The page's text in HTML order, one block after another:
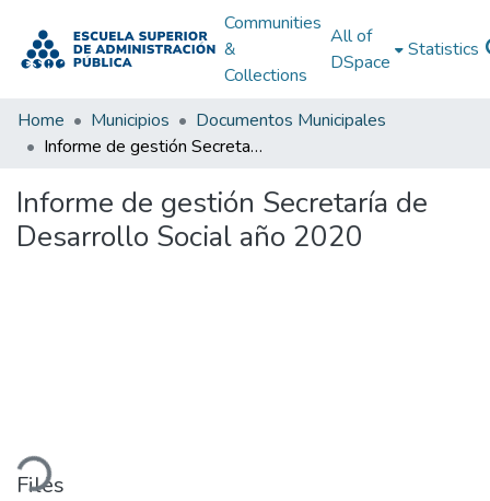
Communities
&
Collections
All of
DSpace
Statistics
Home Municipios
Documentos Municipales
Informe de gestión Secretaría de Desarrollo Social año 2020
Informe de gestión Secretaría de
Desarrollo Social año 2020
Files